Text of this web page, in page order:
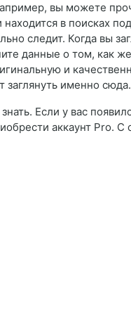
вы можете
в поисках
следит. Когда вы
данные о том, как
и
заглянуть именно сюда.
Если у вас
аккаунт